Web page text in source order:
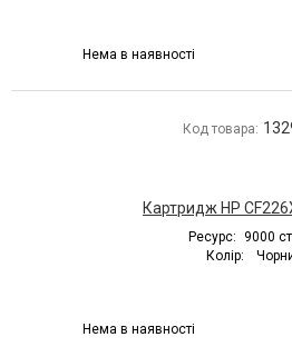
Нема в наявності
Код товара:
Картридж HP
Ресурс:
9000
Колір:
Нема в наявності